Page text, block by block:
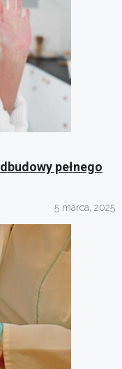
pełnego
5 marca, 2025